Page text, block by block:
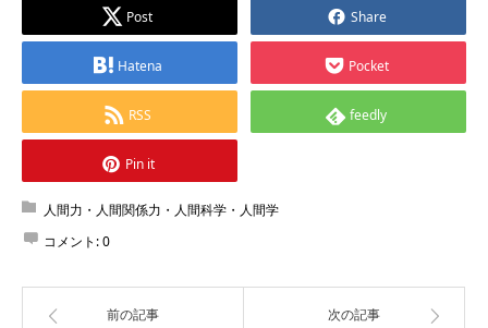
Post Share
Hatena Pocket
RSS feedly
Pin it
人間力・人間関係力・人間科学・人間学
コメント:0
前の記事 次の記事